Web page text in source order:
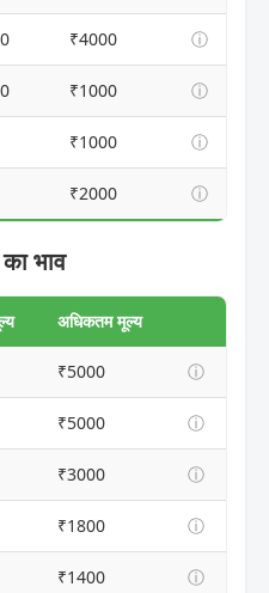
₹4000 ⓘ
₹1000 ⓘ
₹1000 ⓘ
₹2000 ⓘ
भाव
अधिकतम मूल्य
₹5000 ⓘ
₹5000 ⓘ
₹3000 ⓘ
₹1800 ⓘ
₹1400 ⓘ